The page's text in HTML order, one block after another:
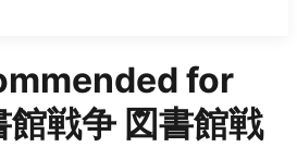
for
館戦争 図書館戦